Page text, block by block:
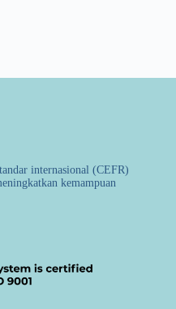
internasional (CEFR)
kemampuan